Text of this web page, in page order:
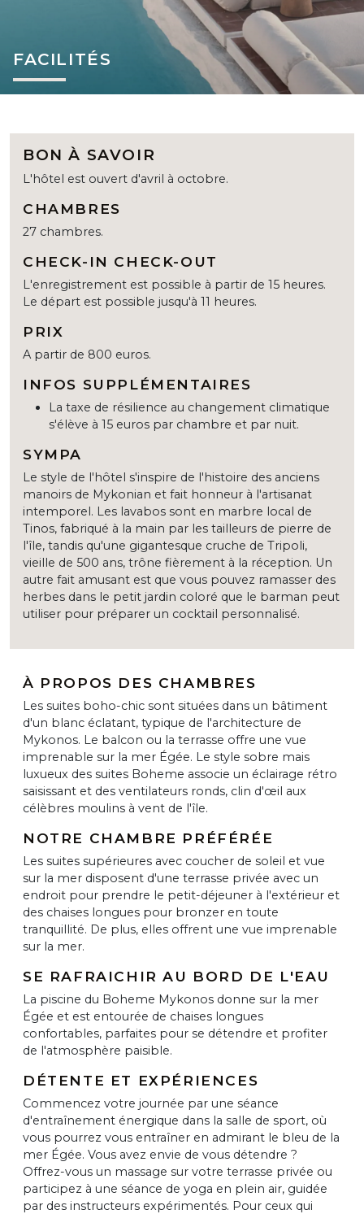
FACILITÉS
BON À SAVOIR
L'hôtel est ouvert d'avril à octobre.
CHAMBRES
27 chambres.
CHECK-IN CHECK-OUT
L'enregistrement est possible à partir de 15 heures.
Le départ est possible jusqu'à 11 heures.
PRIX
A partir de 800 euros.
INFOS SUPPLÉMENTAIRES
La taxe de résilience au changement climatique
s'élève à 15 euros par chambre et par nuit.
SYMPA
Le style de l'hôtel s'inspire de l'histoire des anciens
manoirs de Mykonian et fait honneur à l'artisanat
intemporel. Les lavabos sont en marbre local de
Tinos, fabriqué à la main par les tailleurs de pierre de
l'île, tandis qu'une gigantesque cruche de Tripoli,
vieille de 500 ans, trône fièrement à la réception. Un
autre fait amusant est que vous pouvez ramasser des
herbes dans le petit jardin coloré que le barman peut
utiliser pour préparer un cocktail personnalisé.
À PROPOS DES CHAMBRES
Les suites boho-chic sont situées dans un bâtiment
d'un blanc éclatant, typique de l'architecture de
Mykonos. Le balcon ou la terrasse offre une vue
imprenable sur la mer Égée. Le style sobre mais
luxueux des suites Boheme associe un éclairage rétro
saisissant et des ventilateurs ronds, clin d'œil aux
célèbres moulins à vent de l'île.
NOTRE CHAMBRE PRÉFÉRÉE
Les suites supérieures avec coucher de soleil et vue
sur la mer disposent d'une terrasse privée avec un
endroit pour prendre le petit-déjeuner à l'extérieur et
des chaises longues pour bronzer en toute
tranquillité. De plus, elles offrent une vue imprenable
sur la mer.
SE RAFRAICHIR AU BORD DE L'EAU
La piscine du Boheme Mykonos donne sur la mer
Égée et est entourée de chaises longues
confortables, parfaites pour se détendre et profiter
de l'atmosphère paisible.
DÉTENTE ET EXPÉRIENCES
Commencez votre journée par une séance
d'entraînement énergique dans la salle de sport, où
vous pourrez vous entraîner en admirant le bleu de la
mer Égée. Vous avez envie de vous détendre ?
Offrez-vous un massage sur votre terrasse privée ou
participez à une séance de yoga en plein air, guidée
par des instructeurs expérimentés. Pour ceux qui